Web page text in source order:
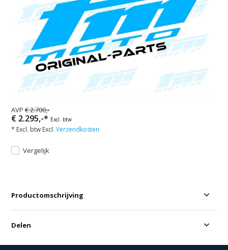
AVP€ 2.700,-
€ 2.295,-* Excl. btw
* Excl. btw Excl.Verzendkosten
Vergelijk
Productomschrijving
Delen